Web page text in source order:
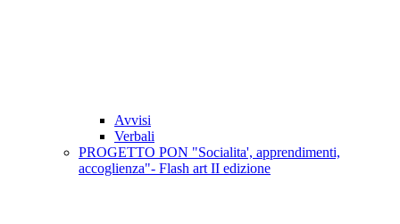
Avvisi
Verbali
PROGETTO PON "Socialita', apprendimenti,
accoglienza"- Flash art II edizione